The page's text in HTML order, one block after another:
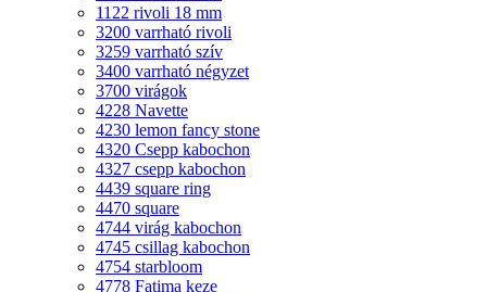
1122 rivoli 18 mm
3200 varrható rivoli
3259 varrható szív
3400 varrható négyzet
3700 virágok
4228 Navette
4230 lemon fancy stone
4320 Csepp kabochon
4327 csepp kabochon
4439 square ring
4470 square
4744 virág kabochon
4745 csillag kabochon
4754 starbloom
4778 Fatima keze